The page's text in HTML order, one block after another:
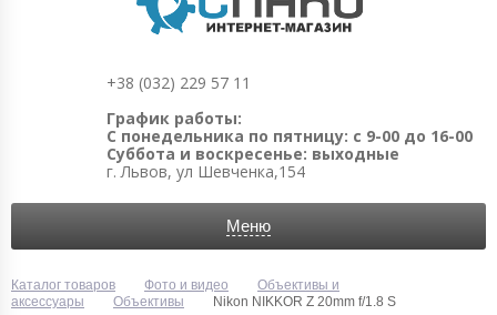
+38 (032) 229 57 11
График работы:
С понедельника по пятницу: с 9-00 до 16-00
Суббота и воскресенье: выходные
г. Львов, ул Шевченка,154
Меню
Каталог товаров Фото и видео
Объективы и
аксессуары
Объективы Nikon NIKKOR Z 20mm f/1.8 S